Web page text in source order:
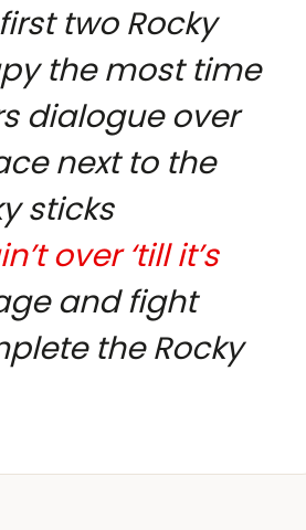
two Rocky
the most time
dialogue over
next to the
sticks
over ‘till it’s
and fight
the Rocky